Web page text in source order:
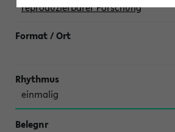
reproduzierbarer Forschung
einmalig